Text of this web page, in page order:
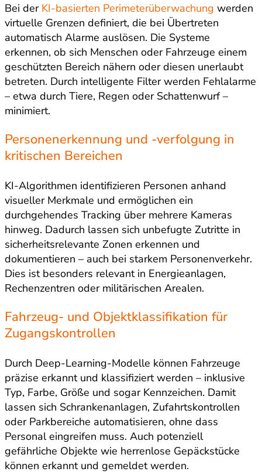
Bei der KI-basierten Perimeterüberwachung werden
virtuelle Grenzen definiert, die bei Übertreten
automatisch Alarme auslösen. Die Systeme
erkennen, ob sich Menschen oder Fahrzeuge einem
geschützten Bereich nähern oder diesen unerlaubt
betreten. Durch intelligente Filter werden Fehlalarme
– etwa durch Tiere, Regen oder Schattenwurf –
minimiert.
Personenerkennung und -verfolgung in
kritischen Bereichen
KI-Algorithmen identifizieren Personen anhand
visueller Merkmale und ermöglichen ein
durchgehendes Tracking über mehrere Kameras
hinweg. Dadurch lassen sich unbefugte Zutritte in
sicherheitsrelevante Zonen erkennen und
dokumentieren – auch bei starkem Personenverkehr.
Dies ist besonders relevant in Energieanlagen,
Rechenzentren oder militärischen Arealen.
Fahrzeug- und Objektklassifikation für
Zugangskontrollen
Durch Deep-Learning-Modelle können Fahrzeuge
präzise erkannt und klassifiziert werden – inklusive
Typ, Farbe, Größe und sogar Kennzeichen. Damit
lassen sich Schrankenanlagen, Zufahrtskontrollen
oder Parkbereiche automatisieren, ohne dass
Personal eingreifen muss. Auch potenziell
gefährliche Objekte wie herrenlose Gepäckstücke
können erkannt und gemeldet werden.